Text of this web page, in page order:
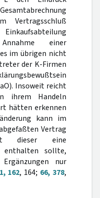
Vertragsschluß
einer
im übrigen nicht
der K-Firmen
Insoweit reicht
ihrem Handeln
hätten erkennen
kann im
Vertrag
dieser eine
enthalten sollte,
nur
162, 164; 66, 378,